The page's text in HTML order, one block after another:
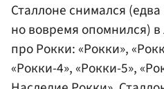
Сталлоне снимался
но вовремя опомнился)
про Рокки: «Рокки»,
«Рокки-4», «Рокки-5»,